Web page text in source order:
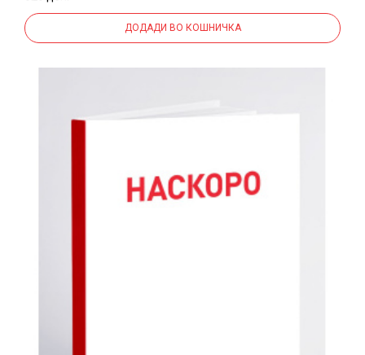
ДОДАДИ ВО КОШНИЧКА